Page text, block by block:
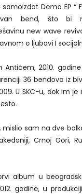
Demo EP “
bend, što bi
new wave
o ljubavi I
Antićem, 2010.
36 bendova iz
U SKC-u, dok im je
sam na dve
Crnoj Gori,
album u
godine, u